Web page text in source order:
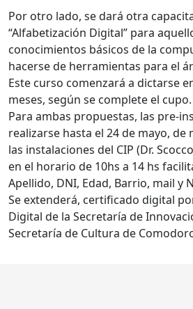
Por otro lado, se dará otra
“Alfabetización Digital” para
conocimientos básicos de la
hacerse de herramientas para el
Este curso comenzará a dictarse
meses, según se complete el cupo.
Para ambas propuestas, las pre-
realizarse hasta el 24 de mayo, de
las instalaciones del CIP (Dr.
en el horario de 10hs a 14 hs
Apellido, DNI, Edad, Barrio, mail y
Se extenderá, certificado digital
Digital de la Secretaría de
Secretaría de Cultura de